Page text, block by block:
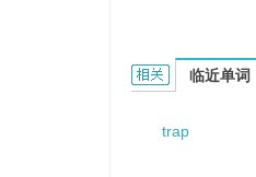
Trappingatoms
临近单词
trap